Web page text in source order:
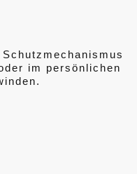
im persönlichen